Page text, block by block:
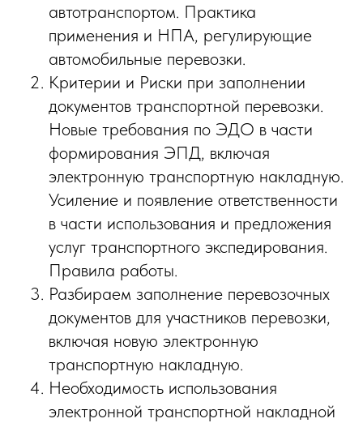
автотранспортом. Практика
применения и НПА, регулирующие
автомобильные перевозки.
Критерии и Риски при заполнении
документов транспортной перевозки.
Новые требования по ЭДО в части
формирования ЭПД, включая
электронную транспортную накладную.
Усиление и появление ответственности
в части использования и предложения
услуг транспортного экспедирования.
Правила работы.
Разбираем заполнение перевозочных
документов для участников перевозки,
включая новую электронную
транспортную накладную.
Необходимость использования
электронной транспортной накладной